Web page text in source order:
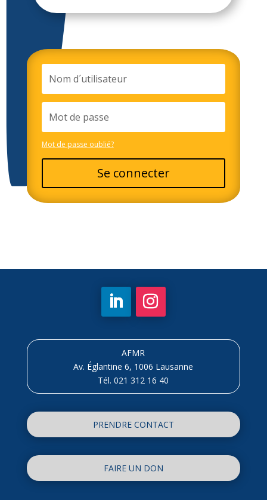
Mot de passe oublié?
Se connecter
AFMR
Av. Églantine 6, 1006 Lausanne
Tél. 021 312 16 40
PRENDRE CONTACT
FAIRE UN DON